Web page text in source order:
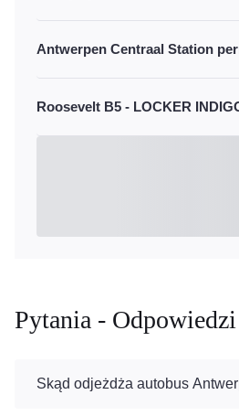
Antwerpen Centraal Station
Roosevelt B5 - LOCKER
Pytania - Odpowiedzi
Skąd odjeżdża autobus